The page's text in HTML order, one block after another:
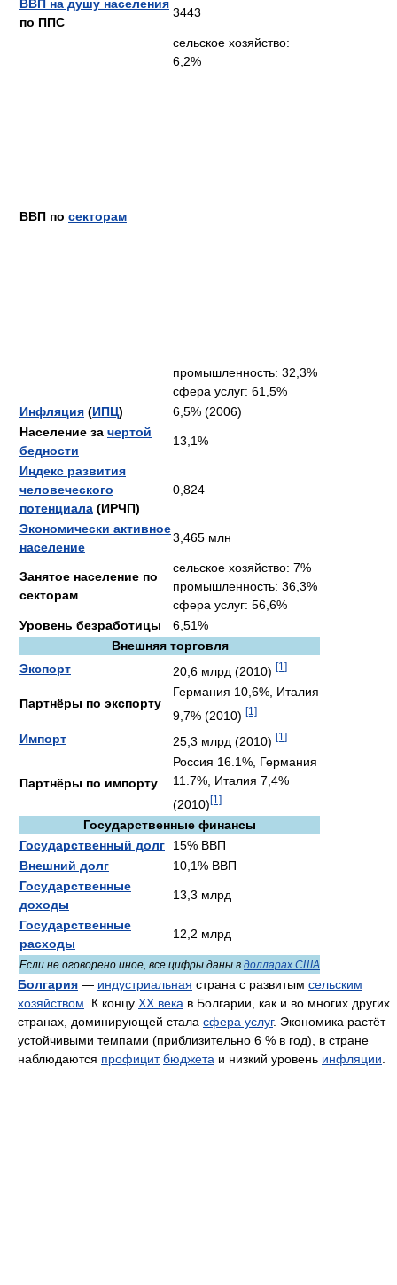
ВВП на душу населения
по ППС
3443
ВВП по секторам
сельское хозяйство:
6,2%
промышленность: 32,3%
сфера услуг: 61,5%
Инфляция (ИПЦ)
6,5% (2006)
Население за чертой
бедности
13,1%
Индекс развития
человеческого
потенциала (ИРЧП)
0,824
Экономически активное
население
3,465 млн
Занятое население по
секторам
сельское хозяйство: 7%
промышленность: 36,3%
сфера услуг: 56,6%
Уровень безработицы
6,51%
Внешняя торговля
Экспорт
20,6 млрд (2010) [1]
Партнёры по экспорту
Германия 10,6%, Италия
9,7% (2010) [1]
Импорт 25,3 млрд (2010) [1]
Партнёры по импорту
Россия 16.1%, Германия
11.7%, Италия 7,4%
(2010)[1]
Государственные финансы
Государственный долг
15% ВВП
Внешний долг
10,1% ВВП
Государственные
доходы
13,3 млрд
Государственные
расходы
12,2 млрд
Если не оговорено иное, все цифры даны в долларах США
Болгария — индустриальная страна с развитым сельским
хозяйством . К концу XX века в Болгарии, как и во многих других
странах, доминирующей стала сфера услуг. Экономика растёт
устойчивыми темпами (приблизительно 6 % в год), в стране
наблюдаются профицит бюджета и низкий уровень инфляции